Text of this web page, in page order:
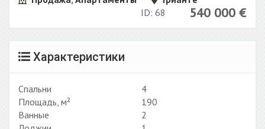
540 000 €
ID: 68
Характеристики
Спальни
4
Площадь, м²
190
Ванные
2